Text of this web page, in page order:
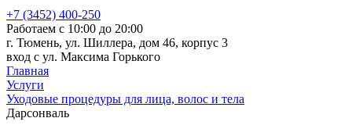
+7 (3452) 400-250
Работаем с 10:00 до 20:00
г. Тюмень, ул. Шиллера, дом 46, корпус 3
вход с ул. Максима Горького
Главная
Услуги
Уходовые процедуры для лица, волос и тела
Дарсонваль